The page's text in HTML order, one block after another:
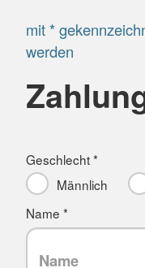
mit *
werden
Geschlecht *
Männlich
Name *